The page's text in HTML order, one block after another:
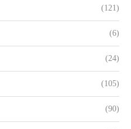
(121)
(6)
(24)
(105)
(90)